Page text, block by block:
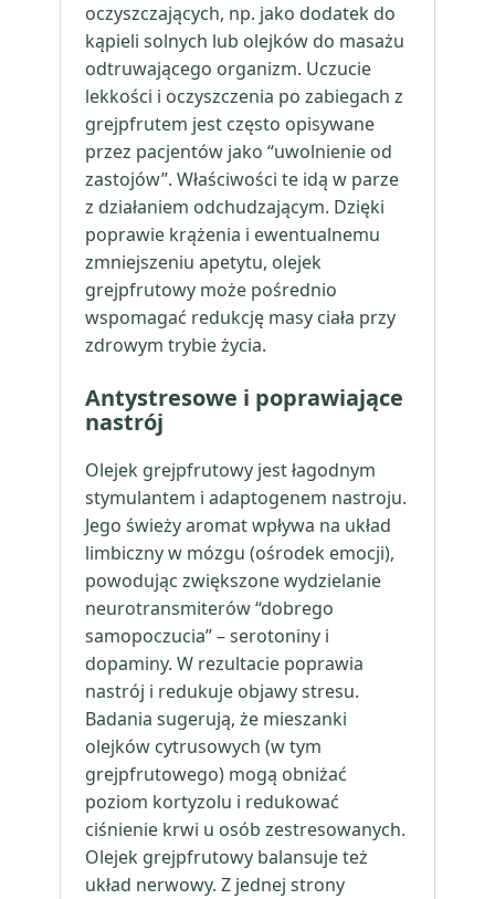
oczyszczających, np. jako dodatek do
kąpieli solnych lub olejków do masażu
odtruwającego organizm. Uczucie
lekkości i oczyszczenia po zabiegach z
grejpfrutem jest często opisywane
przez pacjentów jako “uwolnienie od
zastojów”. Właściwości te idą w parze
z działaniem odchudzającym. Dzięki
poprawie krążenia i ewentualnemu
zmniejszeniu apetytu, olejek
grejpfrutowy może pośrednio
wspomagać redukcję masy ciała przy
zdrowym trybie życia.
Antystresowe i poprawiające
nastrój
Olejek grejpfrutowy jest łagodnym
stymulantem i adaptogenem nastroju.
Jego świeży aromat wpływa na układ
limbiczny w mózgu (ośrodek emocji),
powodując zwiększone wydzielanie
neurotransmiterów “dobrego
samopoczucia” – serotoniny i
dopaminy. W rezultacie poprawia
nastrój i redukuje objawy stresu.
Badania sugerują, że mieszanki
olejków cytrusowych (w tym
grejpfrutowego) mogą obniżać
poziom kortyzolu i redukować
ciśnienie krwi u osób zestresowanych.
Olejek grejpfrutowy balansuje też
układ nerwowy. Z jednej strony